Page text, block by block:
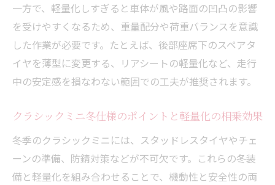
冬の富士吉田市を安全に走る準備とは
クラシックミニで安全に富士吉田市を走る
準備法
クラシックミニ冬装備と軽量化の効果的な
クラシックミニ冬支度で見落としがちな安
全ポイント
クラシックミニで冬の富士吉田市を快適走
行する秘訣
一方で、軽量化しすぎると車体が風や路面の凹凸の影響
を受けやすくなるため、重量配分や荷重バランスを意識
した作業が必要です。たとえば、後部座席下のスペアタ
イヤを薄型に変更する、リアシートの軽量化など、走行
中の安定感を損なわない範囲での工夫が推奨されます。
クラシックミニ冬仕様のポイントと軽量化の相乗効果
冬季のクラシックミニには、スタッドレスタイヤやチェ
ーンの準備、防錆対策などが不可欠です。これらの冬装
備と軽量化を組み合わせることで、機動性と安全性の両